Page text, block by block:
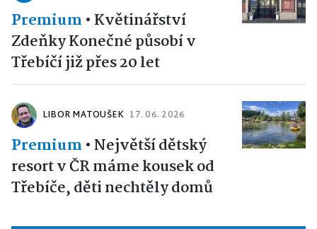
Premium • Květinářství
Zdeňky Konečné působí v
Třebíčí již přes 20 let
LIBOR MATOUŠEK 17. 06. 2026
Premium • Největší dětský
resort v ČR máme kousek od
Třebíče, děti nechtěly domů